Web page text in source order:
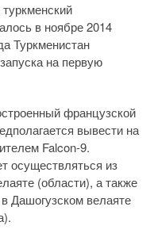
в ноябре 2014
Туркменистан
на первую
французской
вывести на
Falcon-9.
осуществляться из
(области), а также
Дашогузском велаяте